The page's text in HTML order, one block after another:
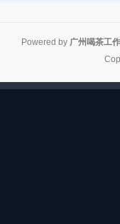
Powered by 广州喝茶工